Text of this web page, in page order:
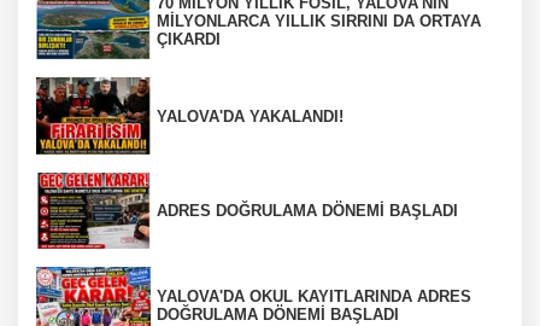
MİLYONLARCA YILLIK SIRRINI DA ORTAYA
ÇIKARDI
YALOVA'DA YAKALANDI!
ADRES DOĞRULAMA DÖNEMİ BAŞLADI
YALOVA'DA OKUL KAYITLARINDA ADRES
DOĞRULAMA DÖNEMİ BAŞLADI